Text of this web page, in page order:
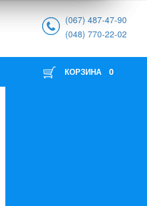
(067) 487-47-90
(048) 770-22-02
КОРЗИНА 0